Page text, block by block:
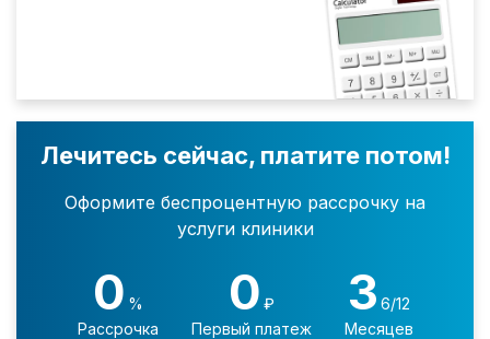
Лечитесь сейчас, платите потом!
Оформите беспроцентную рассрочку на
услуги клиники
0 %
Рассрочка
0 ₽
Первый платеж
3 6/12
Месяцев